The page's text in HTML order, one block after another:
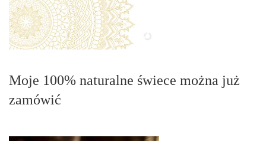
Moje 100% naturalne świece można już
zamówić